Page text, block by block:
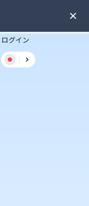
ログイン